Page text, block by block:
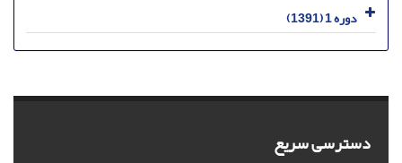
دوره 1 (1391)
دسترسی سریع